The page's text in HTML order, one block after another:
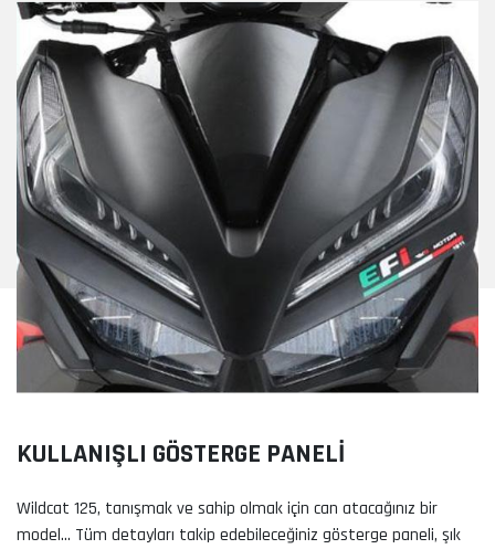
KULLANIŞLI GÖSTERGE PANELİ
Wildcat 125, tanışmak ve sahip olmak için can atacağınız bir
model… Tüm detayları takip edebileceğiniz gösterge paneli, şık